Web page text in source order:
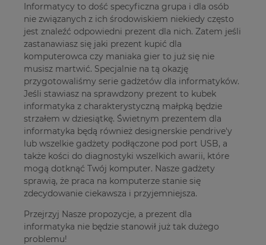
Informatycy to dość specyficzna grupa i dla osób
nie związanych z ich środowiskiem niekiedy często
jest znaleźć odpowiedni prezent dla nich. Zatem jeśli
zastanawiasz się jaki prezent kupić dla
komputerowca czy maniaka gier to już się nie
musisz martwić. Specjalnie na tą okazję
przygotowaliśmy serie gadżetów dla informatyków.
Jeśli stawiasz na sprawdzony prezent to kubek
informatyka z charakterystyczną małpką będzie
strzałem w dziesiątkę. Świetnym prezentem dla
informatyka będą również designerskie pendrive'y
lub wszelkie gadżety podłączone pod port USB, a
także kości do diagnostyki wszelkich awarii, które
mogą dotknąć Twój komputer. Nasze gadżety
sprawią, że praca na komputerze stanie się
zdecydowanie ciekawsza i przyjemniejsza.
Przejrzyj Nasze propozycje, a prezent dla
informatyka nie będzie stanowił już tak dużego
problemu!